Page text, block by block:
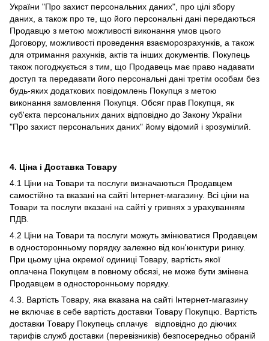
України "Про захист персональних даних", про цілі збору
даних, а також про те, що його персональні дані передаються
Продавцю з метою можливості виконання умов цього
Договору, можливості проведення взаєморозрахунків, а також
для отримання рахунків, актів та інших документів. Покупець
також погоджується з тим, що Продавець має право надавати
доступ та передавати його персональні дані третім особам без
будь-яких додаткових повідомлень Покупця з метою
виконання замовлення Покупця. Обсяг прав Покупця, як
суб'єкта персональних даних відповідно до Закону України
"Про захист персональних даних" йому відомий і зрозумілий.
4. Ціна і Доставка Товару
4.1 Ціни на Товари та послуги визначаються Продавцем
самостійно та вказані на сайті Інтернет-магазину. Всі ціни на
Товари та послуги вказані на сайті у гривнях з урахуванням
ПДВ.
4.2 Ціни на Товари та послуги можуть змінюватися Продавцем
в односторонньому порядку залежно від кон'юнктури ринку.
При цьому ціна окремої одиниці Товару, вартість якої
оплачена Покупцем в повному обсязі, не може бути змінена
Продавцем в односторонньому порядку.
4.3. Вартість Товару, яка вказана на сайті Інтернет-магазину
не включає в себе вартість доставки Товару Покупцю. Вартість
доставки Товару Покупець сплачує відповідно до діючих
тарифів служб доставки (перевізників) безпосередньо обраній